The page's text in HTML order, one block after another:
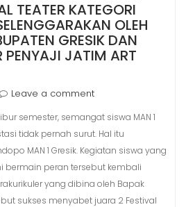
TEATER KATEGORI
OLEH
GRESIK DAN
PENYAJI JATIM ART
Leave a comment
semester, semangat siswa MAN 1
tidak pernah surut. Hal itu
MAN 1 Gresik. Kegiatan siswa yang
bermain peran tersebut kembali
yang dibina oleh Bapak
sukses menyabet juara 2 Festival